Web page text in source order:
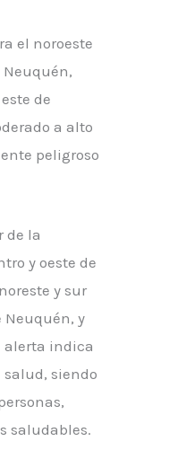
el noroeste
Neuquén,
de
a alto
peligroso
de la
y oeste de
y sur
Neuquén, y
alerta indica
siendo
saludables.